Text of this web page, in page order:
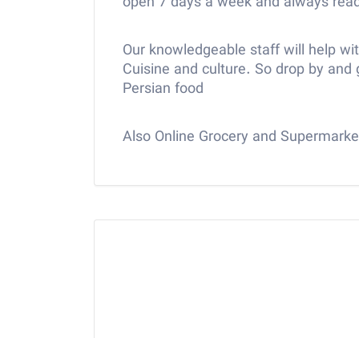
Our knowledgeable staff will help
Cuisine and culture. So drop by
Persian food
Also Online Grocery and